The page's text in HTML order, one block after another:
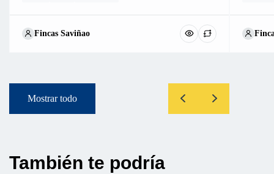
Fincas Saviñao
Mostrar todo
También te podría